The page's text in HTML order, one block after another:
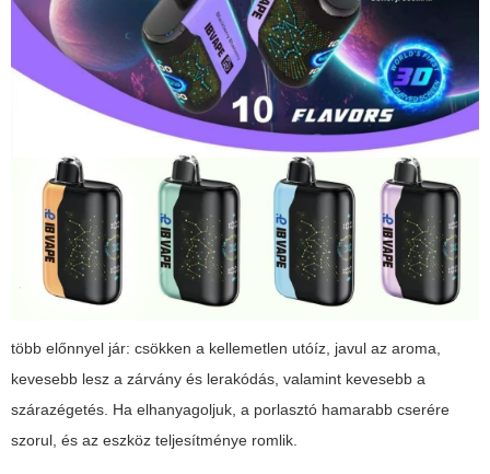
több előnnyel jár: csökken a kellemetlen utóíz, javul az aroma,
kevesebb lesz a zárvány és lerakódás, valamint kevesebb a
szárazégetés. Ha elhanyagoljuk, a porlasztó hamarabb cserére
szorul, és az eszköz teljesítménye romlik.